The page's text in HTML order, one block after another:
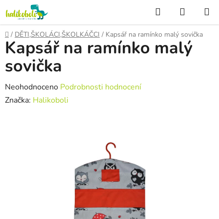
na
obsah
Hledat
KOŠÍK
Domů
/ DĚTI,ŠKOLÁCI,ŠKOLKÁČCI / Kapsář na ramínko malý sovička
Kapsář na ramínko malý
sovička
Průměrné
hodnocení
Neohodnoceno Podrobnosti hodnocení
Značka: Halikoboli